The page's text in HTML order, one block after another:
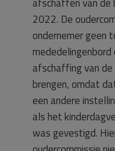
2022. De
ondernemer geen
afschaffing van
brengen, omdat
een andere
als het
was gevestigd.